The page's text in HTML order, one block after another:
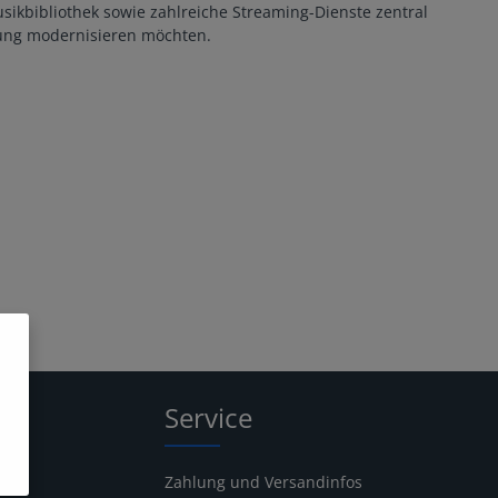
sowie zahlreiche Streaming-Dienste zentral
modernisieren möchten.
Service
Zahlung und Versandinfos